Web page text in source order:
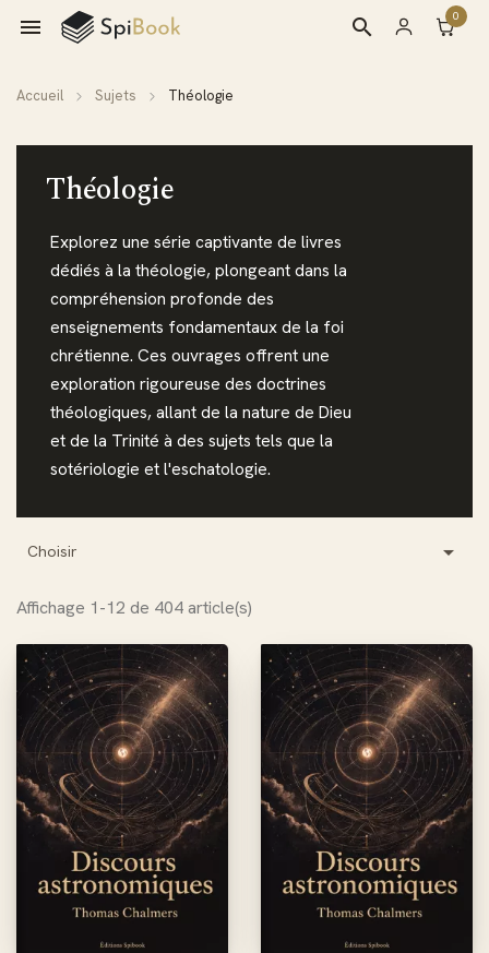
 0
search
Accueil Sujets Théologie
Théologie
Explorez une série captivante de livres
dédiés à la théologie, plongeant dans la
compréhension profonde des
enseignements fondamentaux de la foi
chrétienne. Ces ouvrages offrent une
exploration rigoureuse des doctrines
théologiques, allant de la nature de Dieu
et de la Trinité à des sujets tels que la
sotériologie et l'eschatologie.
Choisir 
Affichage 1-12 de 404 article(s)